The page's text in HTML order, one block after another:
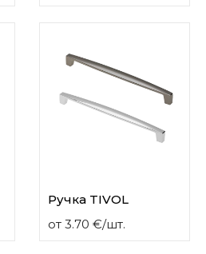
Ручка TIVOL
от 3.70 €/шт.